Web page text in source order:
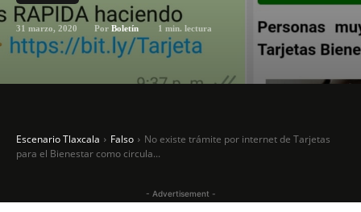
31 marzo, 2020 Por Boletín 1 min. lectura
Escenario Tlaxcala Falso
No existe trámite por internet de Tarjetas
para el Bienestar como circula...
- Advertisement -